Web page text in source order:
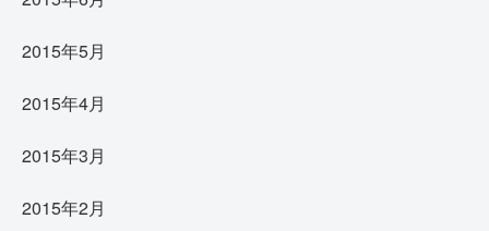
2015年5月
2015年4月
2015年3月
2015年2月